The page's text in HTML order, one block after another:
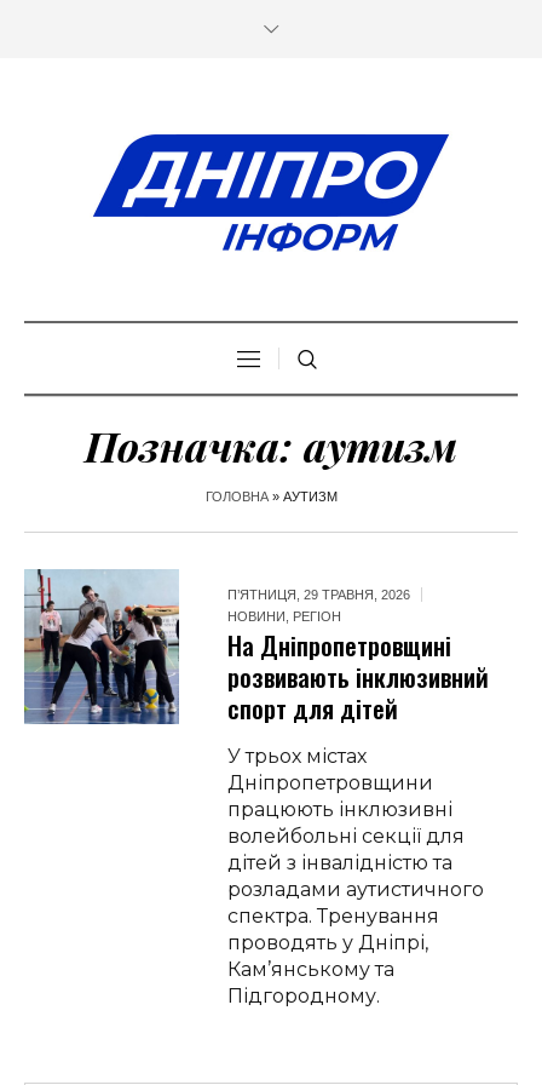
Позначка: аутизм
ГОЛОВНА» АУТИЗМ
П’ЯТНИЦЯ, 29 ТРАВНЯ, 2026
НОВИНИ
РЕГІОН
На Дніпропетровщині
розвивають інклюзивний
спорт для дітей
У трьох містах
Дніпропетровщини
працюють інклюзивні
волейбольні секції для
дітей з інвалідністю та
розладами аутистичного
спектра. Тренування
проводять у Дніпрі,
Кам’янському та
Підгородному.